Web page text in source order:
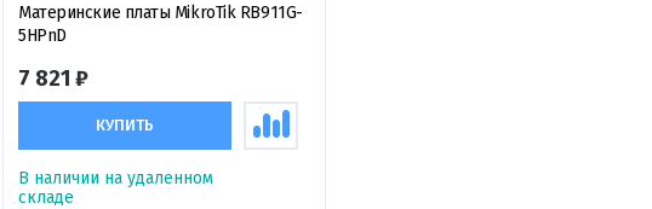
Материнские платы MikroTik RB911G-
5HPnD
7 821 ₽
КУПИТЬ
В наличии на удаленном
складе